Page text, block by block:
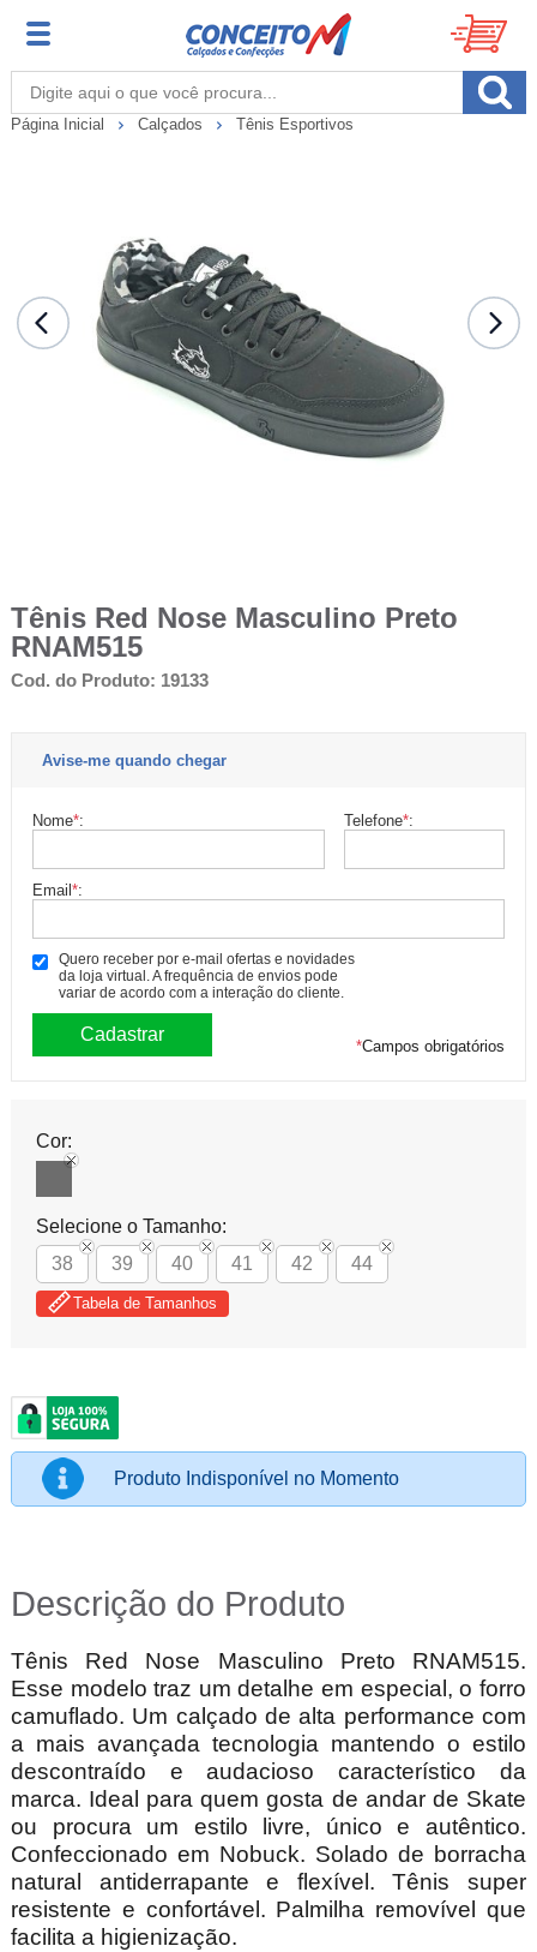
Página Inicial Calçados Tênis Esportivos
Tênis Red Nose Masculino Preto
RNAM515
Cod. do Produto: 19133
Avise-me quando chegar
Nome*: Telefone*:
Email*:
Quero receber por e-mail ofertas e novidades
da loja virtual. A frequência de envios pode
variar de acordo com a interação do cliente.
*Campos obrigatórios
Cor:
Selecione o Tamanho:
38
39 40 41 42 44
Tabela de Tamanhos
Produto Indisponível no Momento
Descrição do Produto
Tênis Red Nose Masculino Preto RNAM515.
Esse modelo traz um detalhe em especial, o forro
camuflado. Um calçado de alta performance com
a mais avançada tecnologia mantendo o estilo
descontraído e audacioso característico da
marca. Ideal para quem gosta de andar de Skate
ou procura um estilo livre, único e autêntico.
Confeccionado em Nobuck. Solado de borracha
natural antiderrapante e flexível. Tênis super
resistente e confortável. Palmilha removível que
facilita a higienização.